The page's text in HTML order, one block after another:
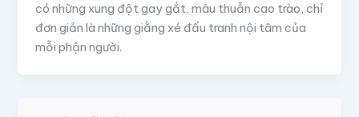
có những xung đột gay gắt, mâu thuẫn cao trào, chỉ
đơn giản là những giằng xé đấu tranh nội tâm của
mỗi phận người.